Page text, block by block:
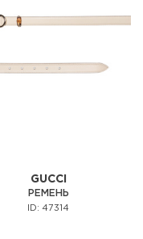
GUCCI
РЕМЕНЬ
ID: 47314